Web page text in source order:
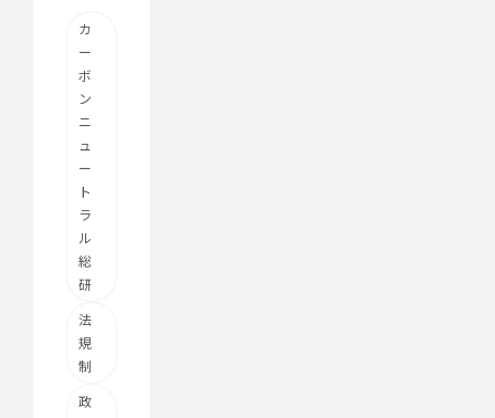
カ
ー
ボ
ン
ニ
ュ
ー
ト
ラ
ル
総
研
法
規
制
政